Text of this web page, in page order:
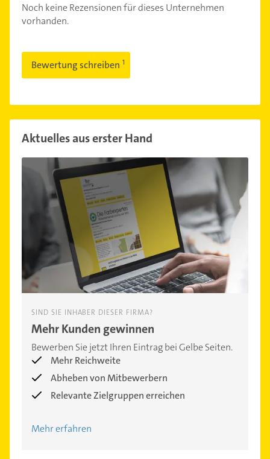
Noch keine Rezensionen für dieses Unternehmen
vorhanden.
Bewertung schreiben
Aktuelles aus erster Hand
SIND SIE INHABER DIESER FIRMA?
Mehr Kunden gewinnen
Bewerben Sie jetzt Ihren Eintrag bei Gelbe Seiten.
Mehr Reichweite
Abheben von Mitbewerbern
Relevante Zielgruppen erreichen
Mehr erfahren